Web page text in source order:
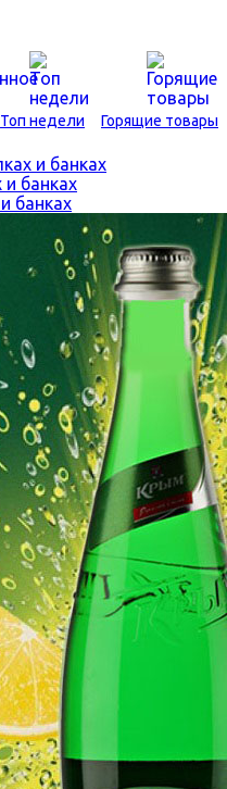
Топ недели Горящие товары